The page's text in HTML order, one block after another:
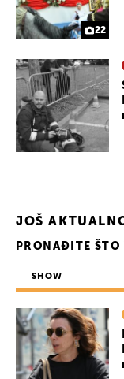
22
JOŠ
PRONAĐITE ŠTO
SHOW